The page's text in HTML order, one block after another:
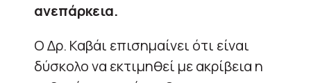
ανεπάρκεια.
Ο Δρ. Καβάι επισημαίνει ότι είναι
δύσκολο να εκτιμηθεί με ακρίβεια η